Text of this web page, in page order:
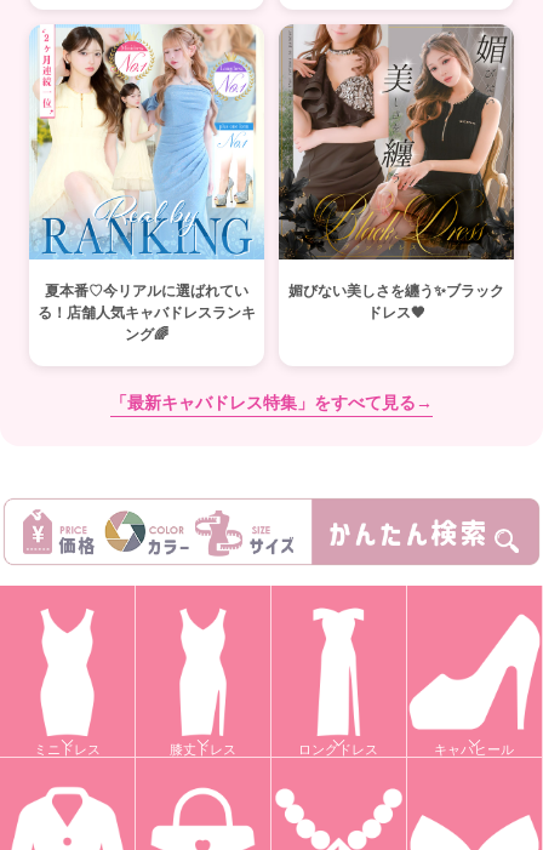
夏本番♡今リアルに選ばれてい
る！店舗人気キャバドレスランキ
ング🌈
媚びない美しさを纏う✨ブラック
ドレス🖤
「最新キャバドレス特集」をすべて見る→
ミニドレス 膝丈ドレス ロングドレス キャバヒール